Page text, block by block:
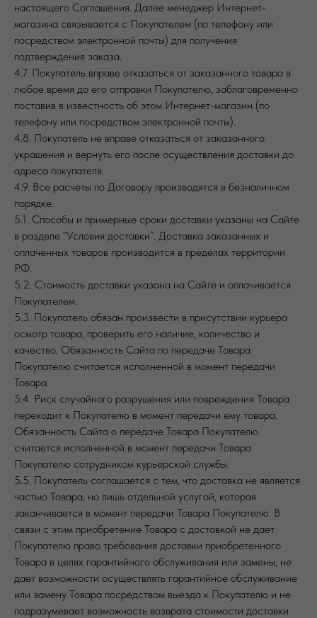
настоящего Соглашения. Далее менеджер Интернет-
магазина связывается с Покупателем (по телефону или
посредством электронной почты) для получения
подтверждения заказа.
4.7. Покупатель вправе отказаться от заказанного товара в
любое время до его отправки Покупателю, заблаговременно
поставив в известность об этом Интернет-магазин (по
телефону или посредством электронной почты).
4.8. Покупатель не вправе отказаться от заказанного
украшения и вернуть его после осуществления доставки до
адреса покупателя.
4.9. Все расчеты по Договору производятся в безналичном
порядке.
5.1. Способы и примерные сроки доставки указаны на Сайте
в разделе “Условия доставки”. Доставка заказанных и
оплаченных товаров производится в пределах территории
РФ.
5.2. Стоимость доставки указана на Сайте и оплачивается
Покупателем.
5.3. Покупатель обязан произвести в присутствии курьера
осмотр товара, проверить его наличие, количество и
качество. Обязанность Сайта по передаче Товара
Покупателю считается исполненной в момент передачи
Товара.
5.4. Риск случайного разрушения или повреждения Товара
переходит к Покупателю в момент передачи ему товара.
Обязанность Сайта о передаче Товара Покупателю
считается исполненной в момент передачи Товара
Покупателю сотрудником курьерской службы.
5.5. Покупатель соглашается с тем, что доставка не является
частью Товара, но лишь отдельной услугой, которая
заканчивается в момент передачи Товара Покупателю. В
связи с этим приобретение Товара с доставкой не дает
Покупателю право требования доставки приобретенного
Товара в целях гарантийного обслуживания или замены, не
дает возможности осуществлять гарантийное обслуживание
или замену Товара посредством выезда к Покупателю и не
подразумевает возможность возврата стоимости доставки